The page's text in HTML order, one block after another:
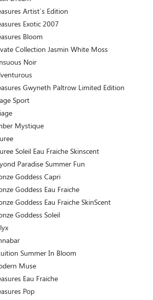
Artist`s Edition
Exotic 2007
Bloom
Collection Jasmin White Moss
Noir
Gwyneth Paltrow Limited Edition
Sport
Mystique
Soleil Eau Fraiche Skinscent
Paradise Summer Fun
Goddess Capri
Goddess Eau Fraiche
Goddess Eau Fraiche SkinScent
Goddess Soleil
Summer In Bloom
Muse
Eau Fraiche
Pop